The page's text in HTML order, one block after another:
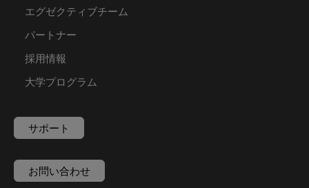
エグゼクティブチーム
パートナー
採用情報
大学プログラム
サポート
お問い合わせ